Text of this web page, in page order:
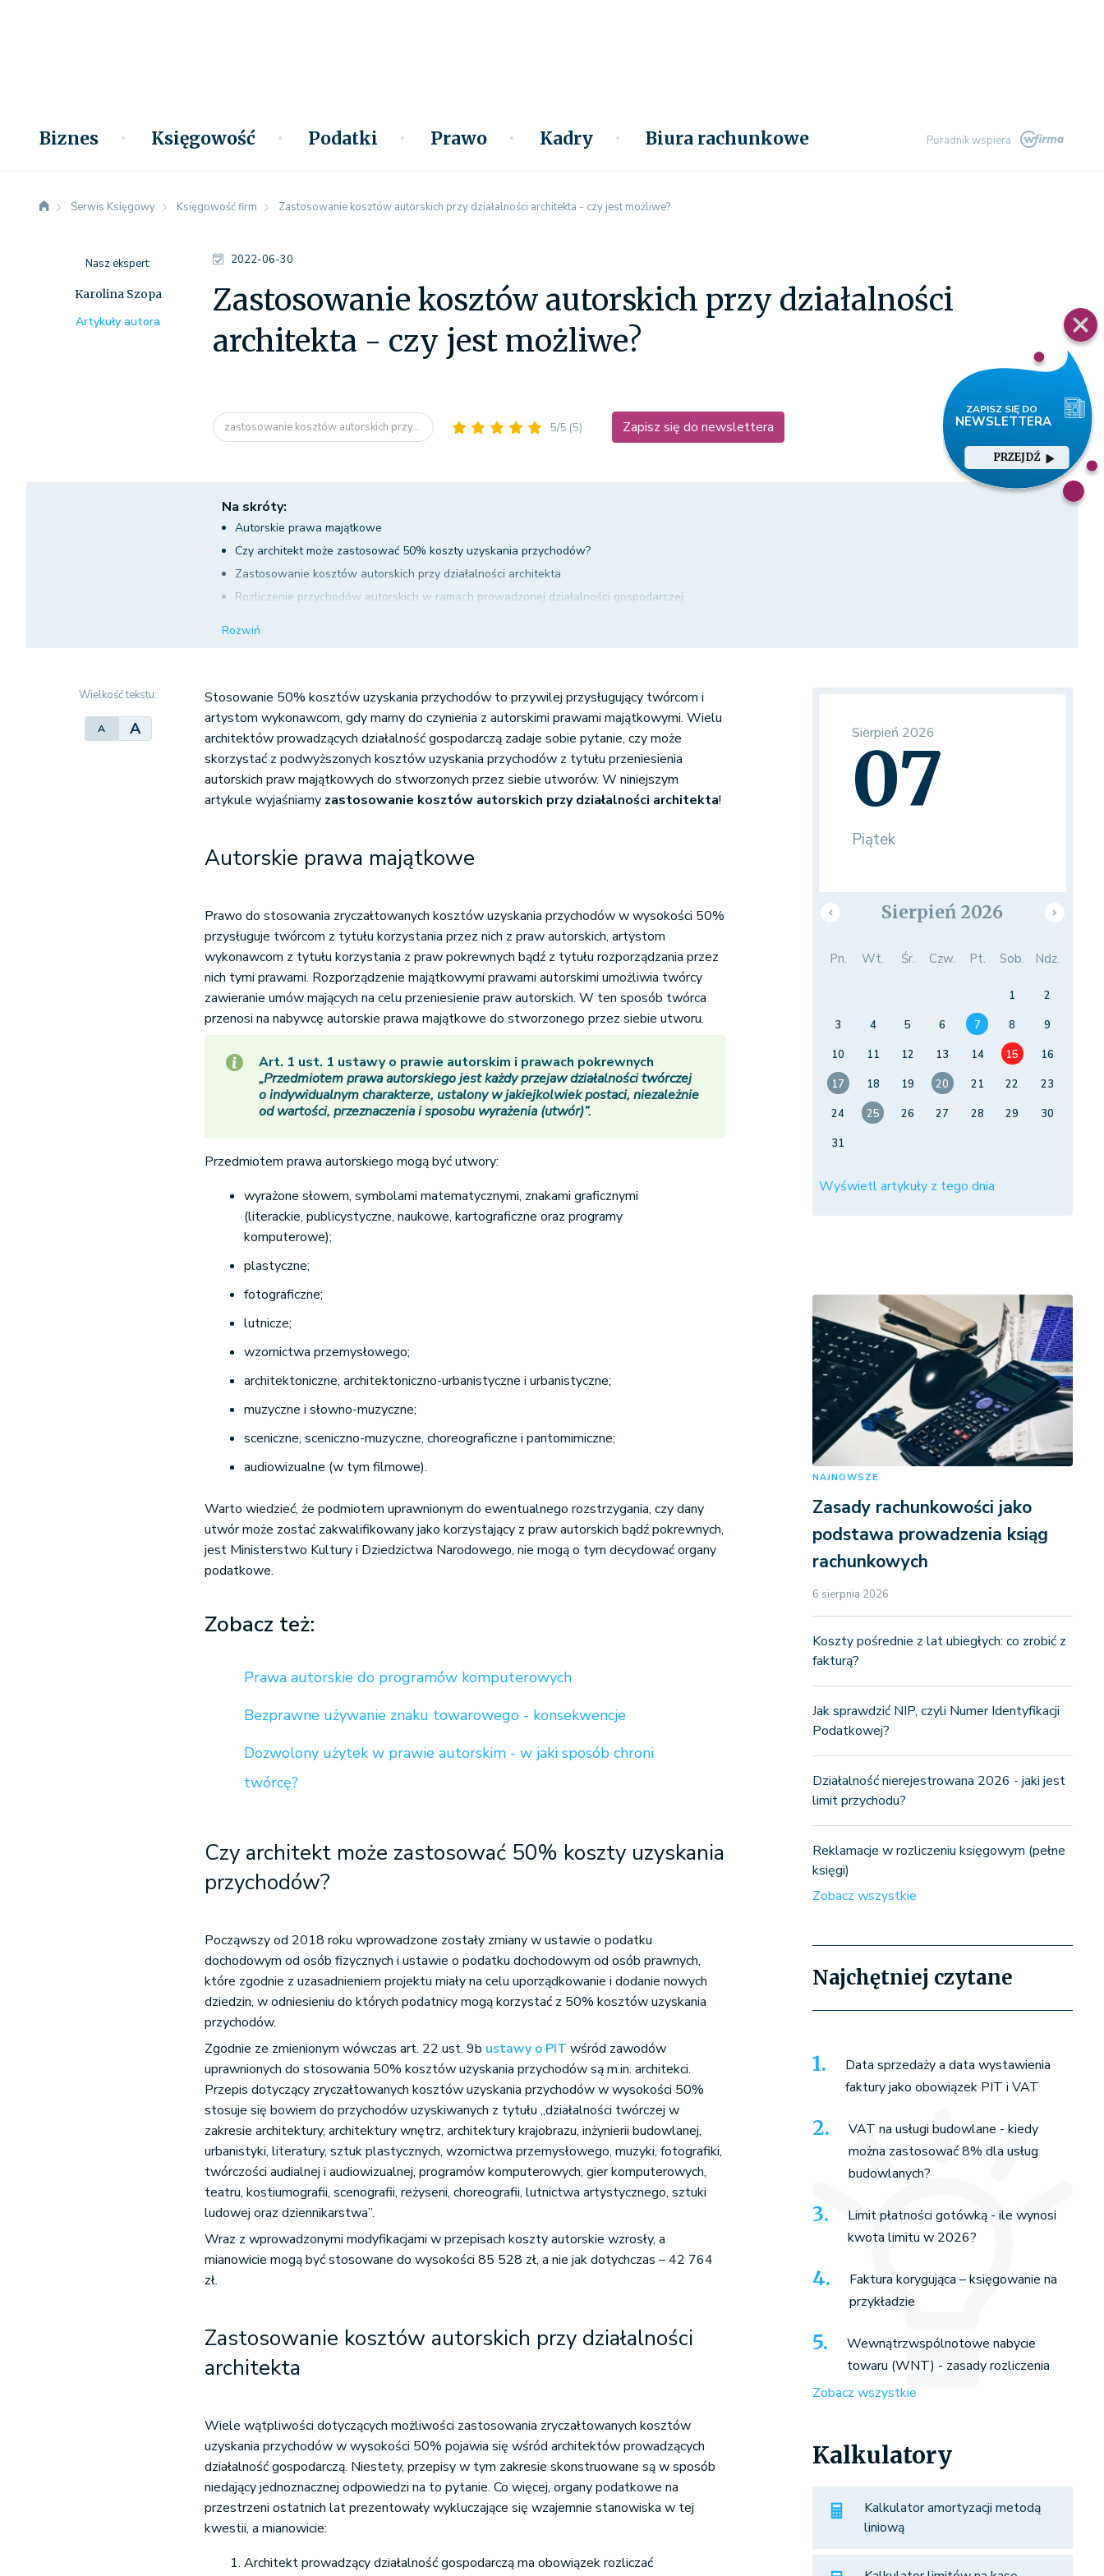
Biznes Księgowość Podatki Prawo Kadry Biura rachunkowe Poradnik wspiera
PRZEJDŹ
Serwis Księgowy Księgowość firm Zastosowanie kosztów autorskich przy działalności architekta - czy jest możliwe?
2022-06-30
Zastosowanie kosztów autorskich przy działalności
architekta - czy jest możliwe?
zastosowanie kosztów autorskich przy... 5/5 (5) Zapisz się do newslettera
Nasz ekspert:
Karolina Szopa
Artykuły autora
Na skróty:
Autorskie prawa majątkowe
Czy architekt może zastosować 50% koszty uzyskania przychodów?
Zastosowanie kosztów autorskich przy działalności architekta
Rozliczenie przychodów autorskich w ramach prowadzonej działalności gospodarczej
Rozwiń
Wielkość tekstu:
A A
Stosowanie 50% kosztów uzyskania przychodów to przywilej przysługujący twórcom i
artystom wykonawcom, gdy mamy do czynienia z autorskimi prawami majątkowymi. Wielu
architektów prowadzących działalność gospodarczą zadaje sobie pytanie, czy może
skorzystać z podwyższonych kosztów uzyskania przychodów z tytułu przeniesienia
autorskich praw majątkowych do stworzonych przez siebie utworów. W niniejszym
artykule wyjaśniamy zastosowanie kosztów autorskich przy działalności architekta!
Autorskie prawa majątkowe
Prawo do stosowania zryczałtowanych kosztów uzyskania przychodów w wysokości 50%
przysługuje twórcom z tytułu korzystania przez nich z praw autorskich, artystom
wykonawcom z tytułu korzystania z praw pokrewnych bądź z tytułu rozporządzania przez
nich tymi prawami. Rozporządzenie majątkowymi prawami autorskimi umożliwia twórcy
zawieranie umów mających na celu przeniesienie praw autorskich. W ten sposób twórca
przenosi na nabywcę autorskie prawa majątkowe do stworzonego przez siebie utworu.
Art. 1 ust. 1 ustawy o prawie autorskim i prawach pokrewnych
„Przedmiotem prawa autorskiego jest każdy przejaw działalności twórczej
o indywidualnym charakterze, ustalony w jakiejkolwiek postaci, niezależnie
od wartości, przeznaczenia i sposobu wyrażenia (utwór)”.
Przedmiotem prawa autorskiego mogą być utwory:
wyrażone słowem, symbolami matematycznymi, znakami graficznymi
(literackie, publicystyczne, naukowe, kartograficzne oraz programy
komputerowe);
plastyczne;
fotograficzne;
lutnicze;
wzornictwa przemysłowego;
architektoniczne, architektoniczno-urbanistyczne i urbanistyczne;
muzyczne i słowno-muzyczne;
sceniczne, sceniczno-muzyczne, choreograficzne i pantomimiczne;
audiowizualne (w tym filmowe).
Warto wiedzieć, że podmiotem uprawnionym do ewentualnego rozstrzygania, czy dany
utwór może zostać zakwalifikowany jako korzystający z praw autorskich bądź pokrewnych,
jest Ministerstwo Kultury i Dziedzictwa Narodowego, nie mogą o tym decydować organy
podatkowe.
Zobacz też:
Prawa autorskie do programów komputerowych
Bezprawne używanie znaku towarowego - konsekwencje
Dozwolony użytek w prawie autorskim - w jaki sposób chroni
twórcę?
Czy architekt może zastosować 50% koszty uzyskania
przychodów?
Począwszy od 2018 roku wprowadzone zostały zmiany w ustawie o podatku
dochodowym od osób fizycznych i ustawie o podatku dochodowym od osób prawnych,
które zgodnie z uzasadnieniem projektu miały na celu uporządkowanie i dodanie nowych
dziedzin, w odniesieniu do których podatnicy mogą korzystać z 50% kosztów uzyskania
przychodów.
Zgodnie ze zmienionym wówczas art. 22 ust. 9b ustawy o PIT wśród zawodów
uprawnionych do stosowania 50% kosztów uzyskania przychodów są m.in. architekci.
Przepis dotyczący zryczałtowanych kosztów uzyskania przychodów w wysokości 50%
stosuje się bowiem do przychodów uzyskiwanych z tytułu „działalności twórczej w
zakresie architektury, architektury wnętrz, architektury krajobrazu, inżynierii budowlanej,
urbanistyki, literatury, sztuk plastycznych, wzornictwa przemysłowego, muzyki, fotografiki,
twórczości audialnej i audiowizualnej, programów komputerowych, gier komputerowych,
teatru, kostiumografii, scenografii, reżyserii, choreografii, lutnictwa artystycznego, sztuki
ludowej oraz dziennikarstwa”.
Wraz z wprowadzonymi modyfikacjami w przepisach koszty autorskie wzrosły, a
mianowicie mogą być stosowane do wysokości 85 528 zł, a nie jak dotychczas – 42 764
zł.
Zastosowanie kosztów autorskich przy działalności
architekta
Wiele wątpliwości dotyczących możliwości zastosowania zryczałtowanych kosztów
uzyskania przychodów w wysokości 50% pojawia się wśród architektów prowadzących
działalność gospodarczą. Niestety, przepisy w tym zakresie skonstruowane są w sposób
niedający jednoznacznej odpowiedzi na to pytanie. Co więcej, organy podatkowe na
przestrzeni ostatnich lat prezentowały wykluczające się wzajemnie stanowiska w tej
kwestii, a mianowicie:
Architekt prowadzący działalność gospodarczą ma obowiązek rozliczać
Sierpień 2026
07
Piątek
Sierpień 2026
Pn. Wt. Śr. Czw. Pt. Sob. Ndz.
1
2
3
4 5 6 7 8
9
10
11 12 13 14 15
16
17
18 19 20 21 22
23
24
25 26 27 28 29
30
31
Wyświetl artykuły z tego dnia
NAJNOWSZE
Zasady rachunkowości jako
podstawa prowadzenia ksiąg
rachunkowych
6 sierpnia 2026
Koszty pośrednie z lat ubiegłych: co zrobić z
fakturą?
Jak sprawdzić NIP, czyli Numer Identyfikacji
Podatkowej?
Działalność nierejestrowana 2026 - jaki jest
limit przychodu?
Reklamacje w rozliczeniu księgowym (pełne
księgi)
Zobacz wszystkie
Najchętniej czytane
Data sprzedaży a data wystawienia
faktury jako obowiązek PIT i VAT
VAT na usługi budowlane - kiedy
można zastosować 8% dla usług
budowlanych?
Limit płatności gotówką - ile wynosi
kwota limitu w 2026?
Faktura korygująca – księgowanie na
przykładzie
Wewnątrzwspólnotowe nabycie
towaru (WNT) - zasady rozliczenia
Zobacz wszystkie
Kalkulatory
Kalkulator amortyzacji metodą
liniową